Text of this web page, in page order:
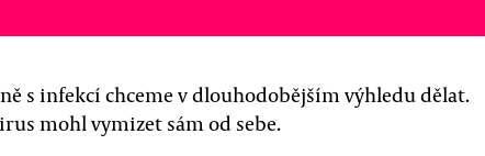
s infekcí chceme v dlouhodobějším výhledu dělat.
mohl vymizet sám od sebe.